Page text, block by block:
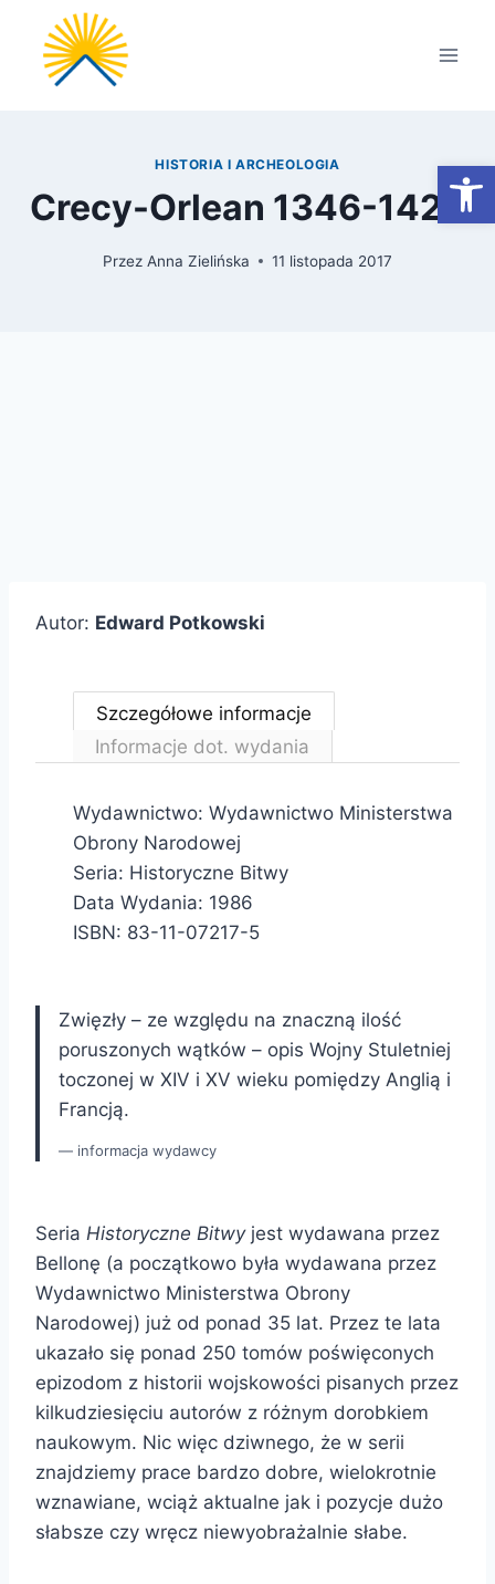
Przejdź
treści
HISTORIA I ARCHEOLOGIA
Crecy-Orlean 1346-1429
Przez Anna Zielińska 11 listopada 2017
Autor: Edward Potkowski
Szczegółowe informacje
Informacje dot. wydania
Wydawnictwo: Wydawnictwo Ministerstwa
Obrony Narodowej
Seria: Historyczne Bitwy
Data Wydania: 1986
ISBN: 83-11-07217-5
Zwięzły – ze względu na znaczną ilość
poruszonych wątków – opis Wojny Stuletniej
toczonej w XIV i XV wieku pomiędzy Anglią i
Francją.
informacja wydawcy
Seria Historyczne Bitwyjest wydawana przez
Bellonę (a początkowo była wydawana przez
Wydawnictwo Ministerstwa Obrony
Narodowej) już od ponad 35 lat. Przez te lata
ukazało się ponad 250 tomów poświęconych
epizodom z historii wojskowości pisanych przez
kilkudziesięciu autorów z różnym dorobkiem
naukowym. Nic więc dziwnego, że w serii
znajdziemy prace bardzo dobre, wielokrotnie
wznawiane, wciąż aktualne jak i pozycje dużo
słabsze czy wręcz niewyobrażalnie słabe.